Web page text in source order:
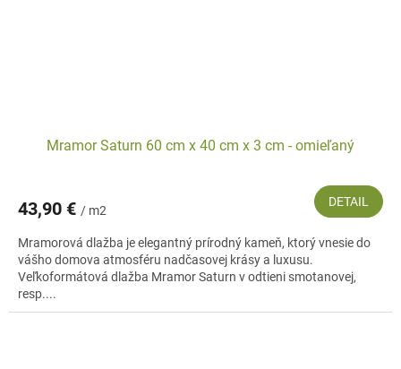
Mramor Saturn 60 cm x 40 cm x 3 cm - omieľaný
43,90 € / m2
DETAIL
Mramorová dlažba je elegantný prírodný kameň, ktorý vnesie do
vášho domova atmosféru nadčasovej krásy a luxusu.
Veľkoformátová dlažba Mramor Saturn v odtieni smotanovej,
resp....